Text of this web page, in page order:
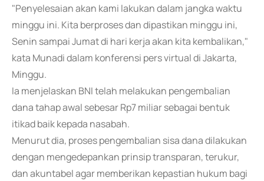
"Penyelesaian akan kami lakukan dalam jangka waktu
minggu ini. Kita berproses dan dipastikan minggu ini,
Senin sampai Jumat di hari kerja akan kita kembalikan,"
kata Munadi dalam konferensi pers virtual di Jakarta,
Minggu.
Ia menjelaskan BNI telah melakukan pengembalian
dana tahap awal sebesar Rp7 miliar sebagai bentuk
itikad baik kepada nasabah.
Menurut dia, proses pengembalian sisa dana dilakukan
dengan mengedepankan prinsip transparan, terukur,
dan akuntabel agar memberikan kepastian hukum bagi